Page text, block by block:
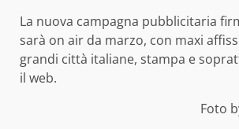
La nuova campagna pubblicitaria
sarà on air da marzo, con maxi
grandi città italiane, stampa e
il web.
Foto